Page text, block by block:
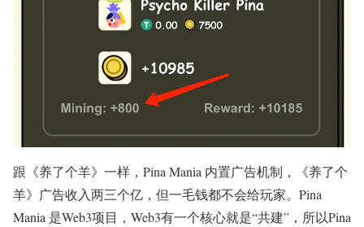
跟《养了个羊》一样，Pina Mania 内置广告机制，《养了个
羊》广告收入两三个亿，但一毛钱都不会给玩家。Pina
Mania 是Web3项目，Web3有一个核心就是“共建”，所以Pina